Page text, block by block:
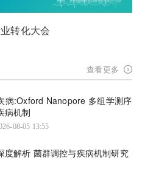
转化大会
查看更多
病:Oxford Nanopore 多组学测序
病机制
08-05 13:55
度解析 菌群调控与疾病机制研究